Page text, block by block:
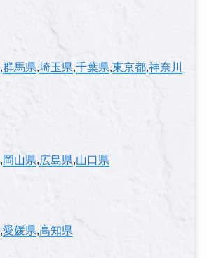
,群馬県,埼玉県,千葉県,東京都,神奈川
,岡山県,広島県,山口県
,愛媛県,高知県